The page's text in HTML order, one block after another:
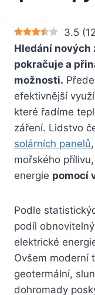
3.5 (12
Hledání
pokračuje a
možnosti.
efektivnější
které řadíme
záření. Lidstvo
solárních panelů,
mořského
energie pomocí
Podle
podíl
elektrické
Ovšem moderní
geotermální,
dohromady